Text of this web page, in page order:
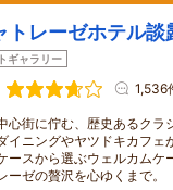
トレーゼホテル談
ギャラリー
1,536
心街に佇む、歴史あるクラ
イニングやヤツドキカフェ
ースから選ぶウェルカムケ
ーゼの贅沢を心ゆくまで。